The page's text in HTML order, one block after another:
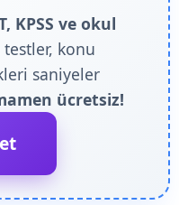
KPSS ve okul
konu
saniyeler
ücretsiz!